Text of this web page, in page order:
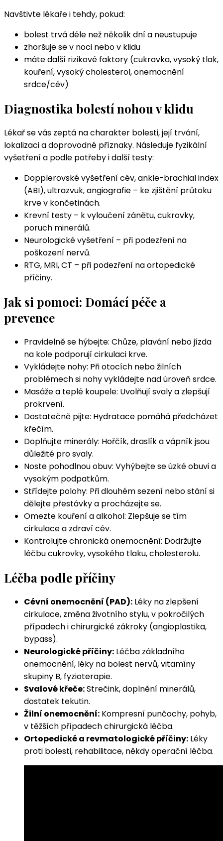
Navštivte lékaře i tehdy, pokud:
bolest trvá déle než několik dní a neustupuje
zhoršuje se v noci nebo v klidu
máte další rizikové faktory (cukrovka, vysoký tlak,
kouření, vysoký cholesterol, onemocnění
srdce/cév)
Diagnostika bolestí nohou v klidu
Lékař se vás zeptá na charakter bolesti, její trvání,
lokalizaci a doprovodné příznaky. Následuje fyzikální
vyšetření a podle potřeby i další testy:
Dopplerovské vyšetření cév, ankle-brachial index
(ABI), ultrazvuk, angiografie – ke zjištění průtoku
krve v končetinách.
Krevní testy – k vyloučení zánětu, cukrovky,
poruch minerálů.
Neurologické vyšetření – při podezření na
poškození nervů.
RTG, MRI, CT – při podezření na ortopedické
příčiny.
Jak si pomoci: Domácí péče a
prevence
Pravidelně se hýbejte: Chůze, plavání nebo jízda
na kole podporují cirkulaci krve.
Vykládejte nohy: Při otocích nebo žilních
problémech si nohy vykládejte nad úroveň srdce.
Masáže a teplé koupele: Uvolňují svaly a zlepšují
prokrvení.
Dostatečně pijte: Hydratace pomáhá předcházet
křečím.
Doplňujte minerály: Hořčík, draslík a vápník jsou
důležité pro svaly.
Noste pohodlnou obuv: Vyhýbejte se úzké obuvi a
vysokým podpatkům.
Střídejte polohy: Při dlouhém sezení nebo stání si
dělejte přestávky a procházejte se.
Omezte kouření a alkohol: Zlepšuje se tím
cirkulace a zdraví cév.
Kontrolujte chronická onemocnění: Dodržujte
léčbu cukrovky, vysokého tlaku, cholesterolu.
Léčba podle příčiny
Cévní onemocnění (PAD): Léky na zlepšení
cirkulace, změna životního stylu, v pokročilých
případech i chirurgické zákroky (angioplastika,
bypass).
Neurologické příčiny: Léčba základního
onemocnění, léky na bolest nervů, vitamíny
skupiny B, fyzioterapie.
Svalové křeče:Strečink, doplnění minerálů,
dostatek tekutin.
Žilní onemocnění: Kompresní punčochy, pohyb,
v těžších případech chirurgická léčba.
Ortopedické a revmatologické příčiny: Léky
proti bolesti, rehabilitace, někdy operační léčba.